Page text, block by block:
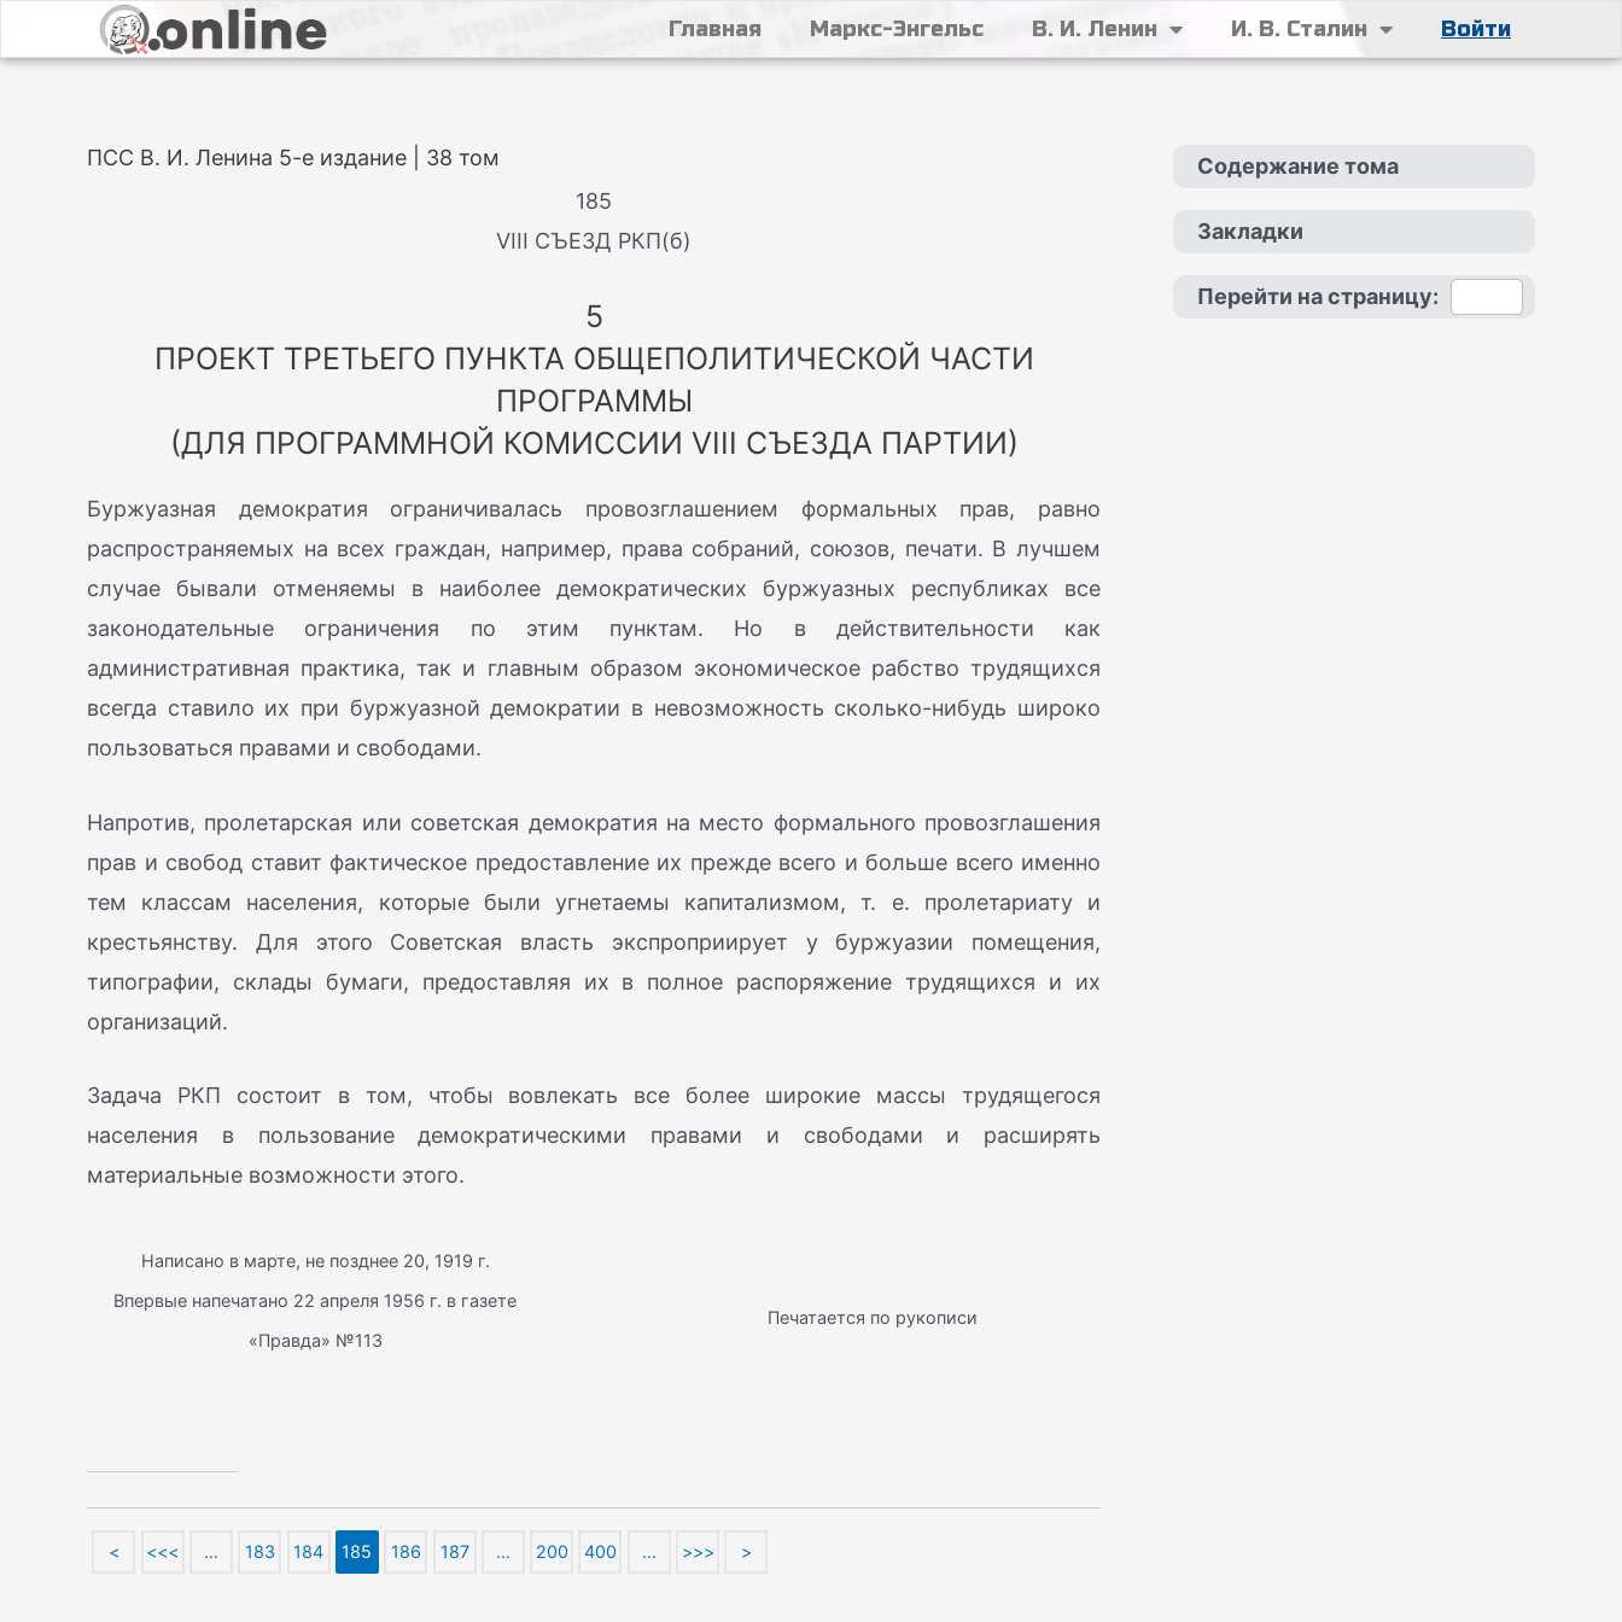
Главная Маркс-Энгельс В. И. Ленин И. В. Сталин Войти
ПСС В. И. Ленина 5-е издание | 38 том
185
VIII СЪЕЗД РКП(б)
5
ПРОЕКТ ТРЕТЬЕГО ПУНКТА ОБЩЕПОЛИТИЧЕСКОЙ ЧАСТИ
ПРОГРАММЫ
(ДЛЯ ПРОГРАММНОЙ КОМИССИИ VIII СЪЕЗДА ПАРТИИ)
Буржуазная демократия ограничивалась провозглашением формальных прав, равно
распространяемых на всех граждан, например, права собраний, союзов, печати. В лучшем
случае бывали отменяемы в наиболее демократических буржуазных республиках все
законодательные ограничения по этим пунктам. Но в действительности как
административная практика, так и главным образом экономическое рабство трудящихся
всегда ставило их при буржуазной демократии в невозможность сколько-нибудь широко
пользоваться правами и свободами.
Напротив, пролетарская или советская демократия на место формального провозглашения
прав и свобод ставит фактическое предоставление их прежде всего и больше всего именно
тем классам населения, которые были угнетаемы капитализмом, т. е. пролетариату и
крестьянству. Для этого Советская власть экспроприирует у буржуазии помещения,
типографии, склады бумаги, предоставляя их в полное распоряжение трудящихся и их
организаций.
Задача РКП состоит в том, чтобы вовлекать все более широкие массы трудящегося
населения в пользование демократическими правами и свободами и расширять
материальные возможности этого.
Написано в марте, не позднее 20, 1919 г.
Впервые напечатано 22 апреля 1956 г. в газете
«Правда» №113
Печатается по рукописи
< <<< … 183 184 185 186 187 … 200 400 … >>> >
Содержание тома
Закладки
Перейти на страницу: